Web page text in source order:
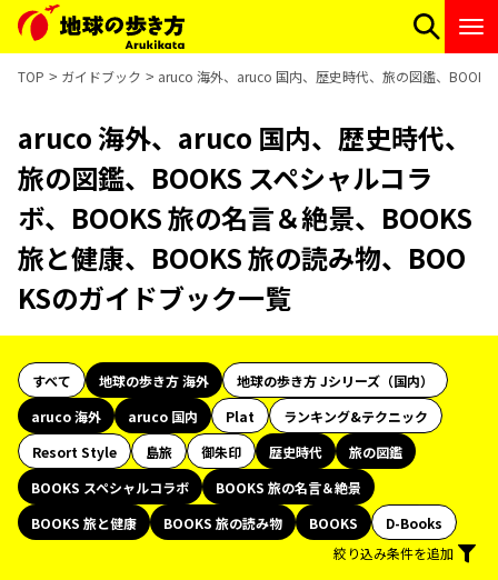
TOP ガイドブック aruco 海外、aruco 国内、歴史時代、旅の図鑑、
aruco 海外、aruco 国内、歴史時代、
旅の図鑑、BOOKS スペシャルコラ
ボ、BOOKS 旅の名言＆絶景、BOOKS
旅と健康、BOOKS 旅の読み物、BOO
KSのガイドブック一覧
すべて 地球の歩き方 海外
地球の歩き方 Jシリーズ（国内）
aruco 海外
aruco 国内 Plat
ランキング&テクニック
Resort Style
島旅 御朱印 歴史時代
旅の図鑑
BOOKS スペシャルコラボ
BOOKS 旅の名言＆絶景
BOOKS 旅と健康
BOOKS 旅の読み物 BOOKS
D-Books
絞り込み条件を追加